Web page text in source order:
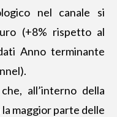
nel canale si
(+8% rispetto al
Anno terminante
all’interno della
maggior parte delle